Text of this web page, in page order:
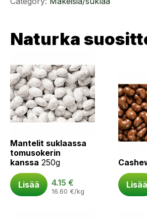
Naturka
Mantelit suklaassa
tomusokerin
kanssa 250g
Lisää 4.15 €
16.60 €/kg
Lisää